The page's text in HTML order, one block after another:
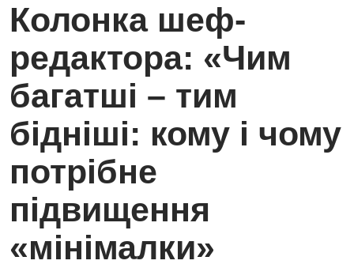
Колонка шеф-
редактора: «Чим
багатші – тим
бідніші: кому і чому
потрібне
підвищення
«мінімалки»